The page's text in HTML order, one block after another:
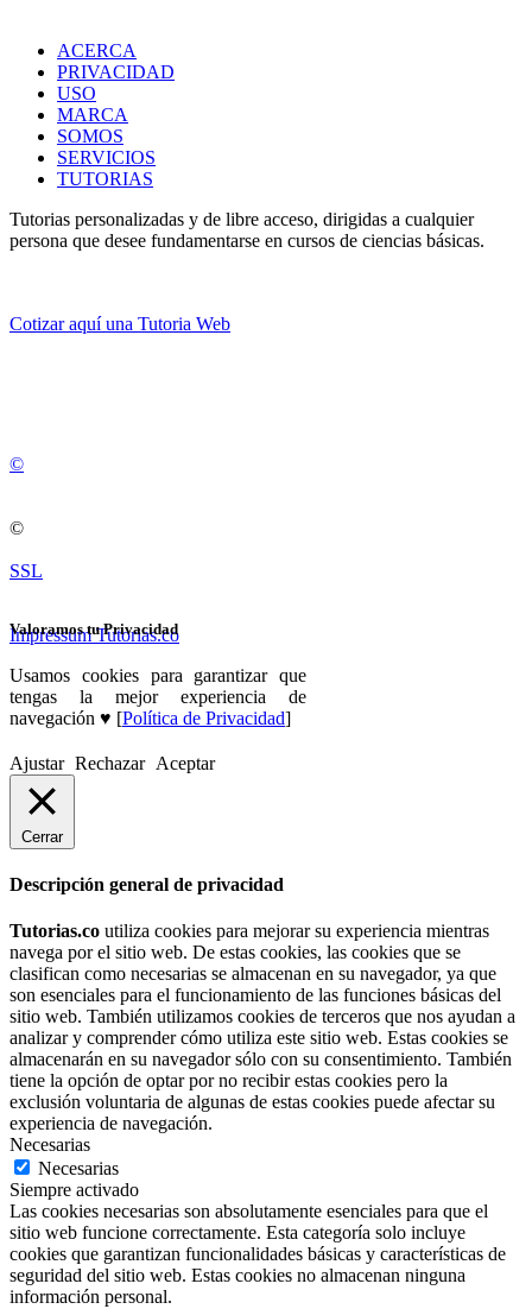
ACERCA
PRIVACIDAD
USO
MARCA
SOMOS
SERVICIOS
TUTORIAS
Tutorias personalizadas y de libre acceso, dirigidas a cualquier
persona que desee fundamentarse en cursos de ciencias básicas.
Cotizar aquí una Tutoria Web
©
©
SSL
Impressum Tutorias.co
Valoramos tu Privacidad
Usamos cookies para garantizar que
tengas la mejor experiencia de
navegación ♥ [Política de Privacidad]
Ajustar Rechazar Aceptar
Cerrar
Descripción general de privacidad
Tutorias.co utiliza cookies para mejorar su experiencia mientras
navega por el sitio web. De estas cookies, las cookies que se
clasifican como necesarias se almacenan en su navegador, ya que
son esenciales para el funcionamiento de las funciones básicas del
sitio web. También utilizamos cookies de terceros que nos ayudan a
analizar y comprender cómo utiliza este sitio web. Estas cookies se
almacenarán en su navegador sólo con su consentimiento. También
tiene la opción de optar por no recibir estas cookies pero la
exclusión voluntaria de algunas de estas cookies puede afectar su
experiencia de navegación.
Necesarias
Necesarias
Siempre activado
Las cookies necesarias son absolutamente esenciales para que el
sitio web funcione correctamente. Esta categoría solo incluye
cookies que garantizan funcionalidades básicas y características de
seguridad del sitio web. Estas cookies no almacenan ninguna
información personal.